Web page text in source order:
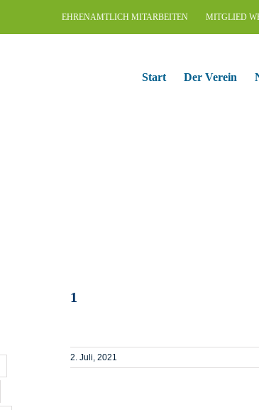
EHRENAMTLICH MITARBEITEN MITGLIED
Start Der Verein
1
2. Juli, 2021